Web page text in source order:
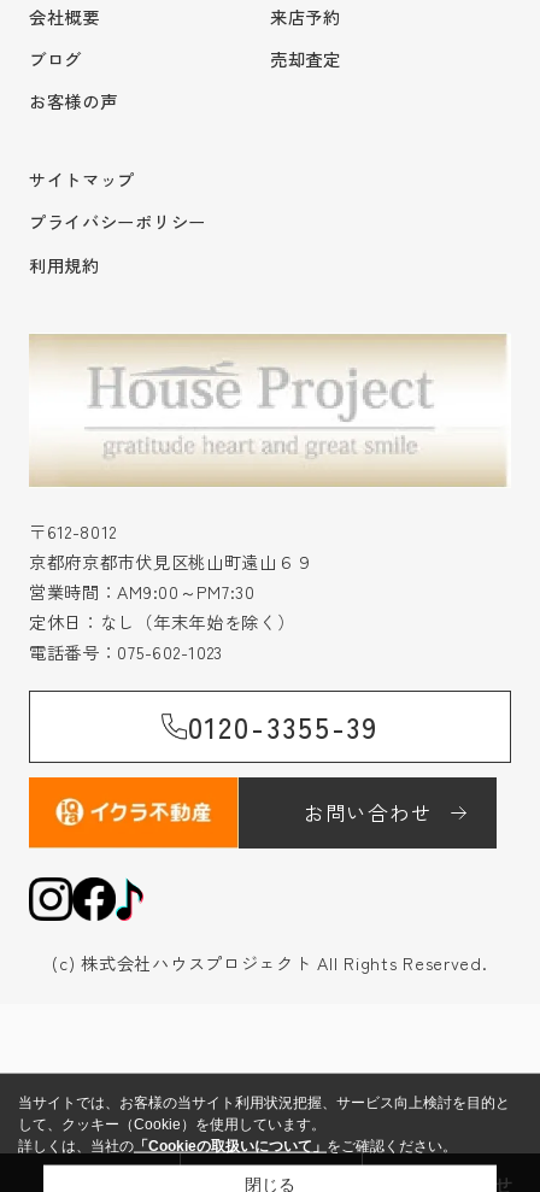
会社概要
ブログ
お客様の声
来店予約
売却査定
サイトマップ
プライバシーポリシー
利用規約
〒612-8012
京都府京都市伏見区桃山町遠山６９
営業時間：AM9:00～PM7:30
定休日：なし（年末年始を除く）
電話番号： 075-602-1023
0120-3355-39
お問い合わせ
(c) 株式会社ハウスプロジェクト All Rights Reserved.
売却査定 お問い合わせ
当サイトでは、お客様の当サイト利用状況把握、サービス向上検討を目的と
して、クッキー（Cookie）を使用しています。
詳しくは、当社の 「Cookieの取扱いについて」 をご確認ください。
閉じる